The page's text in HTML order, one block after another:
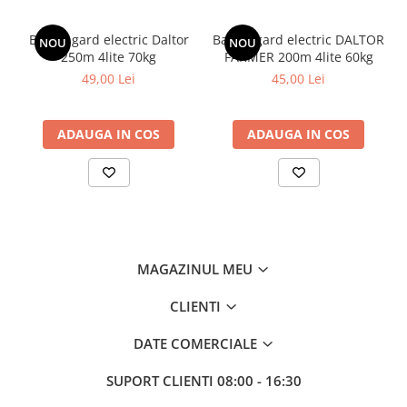
Zootehnie
Adăpători
Hrănitoare
Marcarea Animalelor
Tot ce ai nevoie pentru FERMA TA
NOU
Banda gard electric Daltor
250m 4lite 70kg
49,00 Lei
ADAUGA IN COS
NOU
Banda gard electric DALTOR
FARMER 200m 4lite 60kg
45,00 Lei
ADAUGA IN COS
MAGAZINUL MEU
CLIENTI
DATE COMERCIALE
SUPORT CLIENTI 08:00 - 16:30